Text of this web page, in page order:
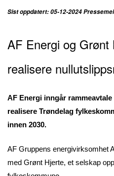
Sist oppdatert: 05-12-2024
AF Energi og Grønt
realisere
AF Energi inngår
realisere Trøndelag
innen 2030.
AF Gruppens energivirksomhet
med Grønt Hjerte, et selskap